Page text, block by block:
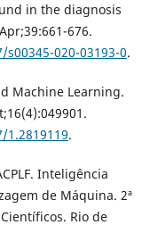
in the diagnosis
676.
020-03193-0.
Machine Learning.
.
Inteligência
de Máquina. 2ª
Rio de